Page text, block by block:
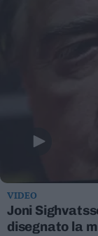
VIDEO
Joni
disegnato la